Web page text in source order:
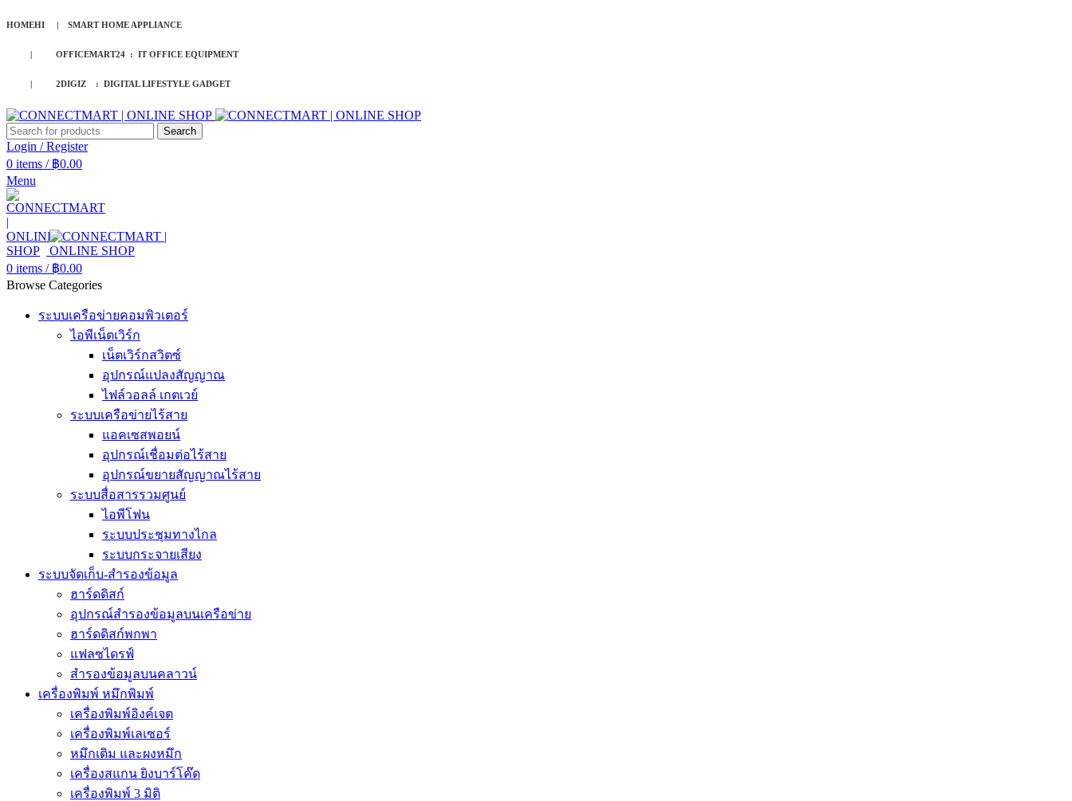
HOMEHI | SMART HOME APPLIANCE
| OFFICEMART24 : IT OFFICE EQUIPMENT
| 2DIGIZ : DIGITAL LIFESTYLE GADGET
Search
Login / Register
0 items / ฿0.00
Menu
0 items / ฿0.00
Browse Categories
ระบบเครือข่ายคอมพิวเตอร์
ไอพีเน็ตเวิร์ก
เน็ตเวิร์กสวิตซ์
อุปกรณ์แปลงสัญญาณ
ไฟล์วอลล์ เกตเวย์
ระบบเครือข่ายไร้สาย
แอคเซสพอยน์
อุปกรณ์เชื่อมต่อไร้สาย
อุปกรณ์ขยายสัญญาณไร้สาย
ระบบสื่อสารรวมศูนย์
ไอพีโฟน
ระบบประชุมทางไกล
ระบบกระจายเสียง
ระบบจัดเก็บ-สำรองข้อมูล
ฮาร์ดดิสก์
อุปกรณ์สำรองข้อมูลบนเครือข่าย
ฮาร์ดดิสก์พกพา
แฟลซไดรฟ์
สำรองข้อมูลบนคลาวน์
เครื่องพิมพ์ หมึกพิมพ์
เครื่องพิมพ์อิงค์เจต
เครื่องพิมพ์เลเซอร์
หมึกเติม และผงหมึก
เครื่องสแกน ยิงบาร์โค๊ด
เครื่องพิมพ์ 3 มิติ